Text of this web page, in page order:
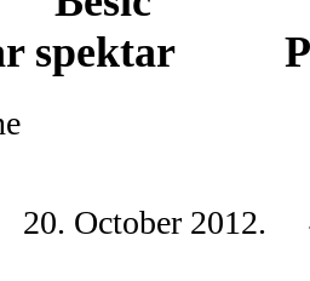
20. October 2012.